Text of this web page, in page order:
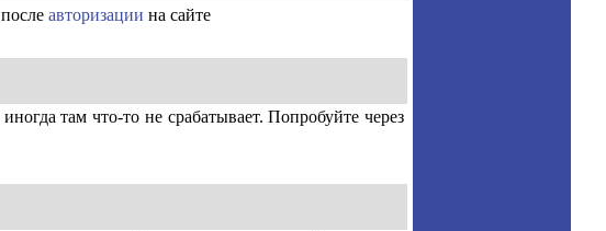
авторизации на сайте
там что-то не срабатывает. Попробуйте через